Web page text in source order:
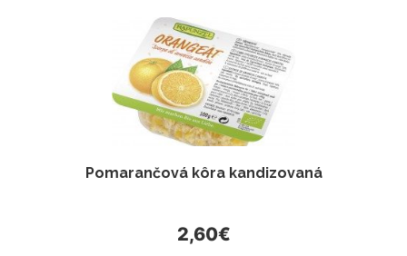
Pomarančová kôra kandizovaná
2,60€